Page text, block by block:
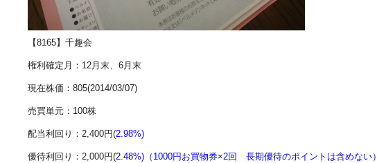
【8165】千趣会
権利確定月：12月末、6月末
現在株価： 805(2014/03/07)
売買単元：100株
配当利回り：2,400円(2.98%)
優待利回り：2,000円(2.48%)（1000円お買物券×2回 長期優待のポイントは含めない）